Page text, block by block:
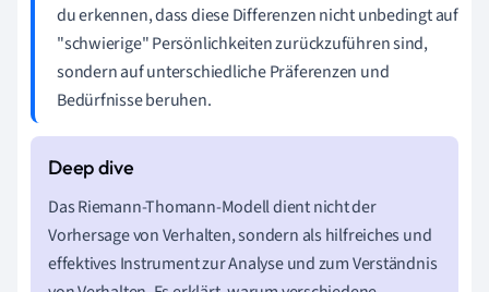
du erkennen, dass diese Differenzen nicht unbedingt auf
"schwierige" Persönlichkeiten zurückzuführen sind,
sondern auf unterschiedliche Präferenzen und
Bedürfnisse beruhen.
Das Riemann-Thomann-Modell dient nicht der
Vorhersage von Verhalten, sondern als hilfreiches und
effektives Instrument zur Analyse und zum Verständnis